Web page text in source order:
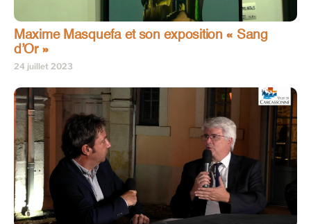
Maxime Masquefa et son exposition « Sang
d’Or »
24 juillet 2023